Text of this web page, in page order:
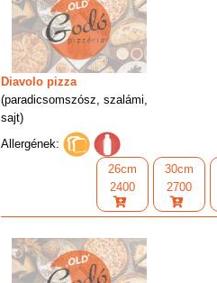
Diavolo pizza
(paradicsomszósz, szalámi,
sajt)
Allergének:
26cm
2400
30cm
2700